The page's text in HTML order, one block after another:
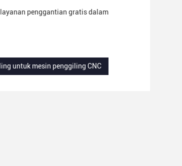
penggantian gratis dalam
untuk mesin penggiling CNC